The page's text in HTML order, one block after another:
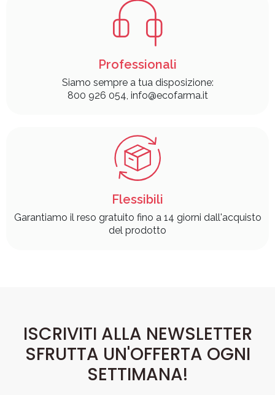
Professionali
Siamo sempre a tua disposizione:
800 926 054, info@ecofarma.it
Flessibili
Garantiamo il reso gratuito fino a 14 giorni dall'acquisto
del prodotto
ISCRIVITI ALLA NEWSLETTER
SFRUTTA UN'OFFERTA OGNI
SETTIMANA!